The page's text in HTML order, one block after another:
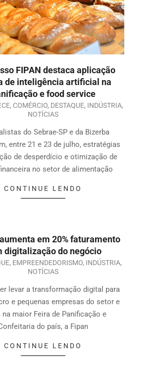
FIPAN destaca aplicação
de inteligência artificial na
e food service
, COMÉRCIO, DESTAQUE, INDÚSTRIA,
NOTÍCIAS
do Sebrae-SP e da Bizerba
entre 21 e 23 de julho, estratégias
de desperdício e otimização de
no setor de alimentação
CONTINUE LENDO
em 20% faturamento
digitalização do negócio
, EMPREENDEDORISMO, INDÚSTRIA,
NOTÍCIAS
levar a transformação digital para
e pequenas empresas do setor e
na maior Feira de Panificação e
do país, a Fipan
CONTINUE LENDO